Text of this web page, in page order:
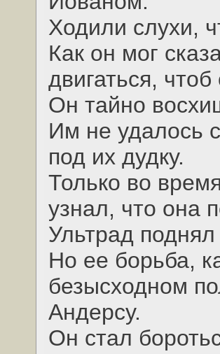
Ходили слухи,
Как он мог
двигаться,
Он тайно
Им не удалось
под их дудку.
Только во
узнал, что она
Ультрад
Но ее борьба,
безысходном
Андерсу.
Он стал